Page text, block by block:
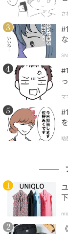
さ
マ
助